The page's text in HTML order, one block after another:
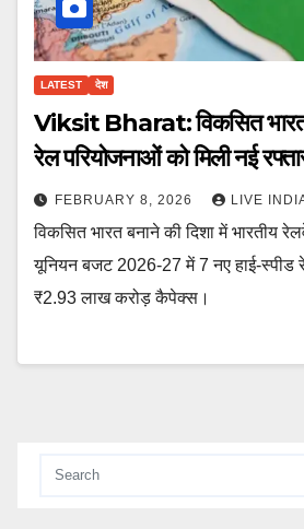
LATEST देश
Viksit Bharat: विकसित भारत
रेल परियोजनाओं को मिली नई
FEBRUARY 8, 2026 LIVE
विकसित भारत बनाने की दिशा में भारतीय
यूनियन बजट 2026-27 में 7 नए हाई-स्पीड
₹2.93 लाख करोड़ कैपेक्स।